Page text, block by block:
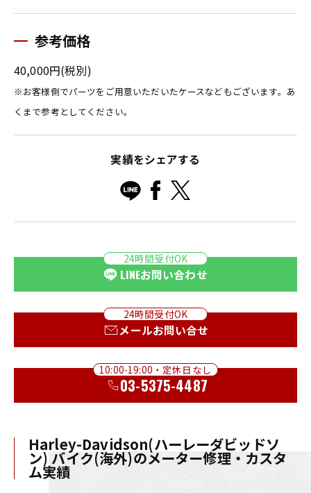
参考価格
40,000円(税別)
※お客様側でパーツをご用意いただいたケースなどもございます。あ
くまで参考としてください。
実績をシェアする
24時間受付OK
LINEお問い合わせ
24時間受付OK
メールお問い合せ
10:00-19:00・定休日なし
03-5375-4487
Harley-Davidson(ハーレーダビッドソ
ン) バイク(海外)のメーター修理・カスタ
ム実績